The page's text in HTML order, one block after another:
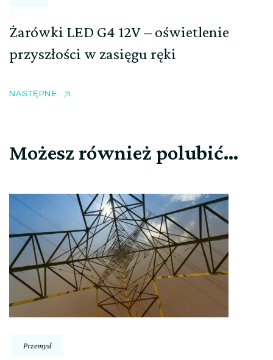
Żarówki LED G4 12V – oświetlenie
przyszłości w zasięgu ręki
NASTĘPNE
Możesz również polubić…
Przemysł